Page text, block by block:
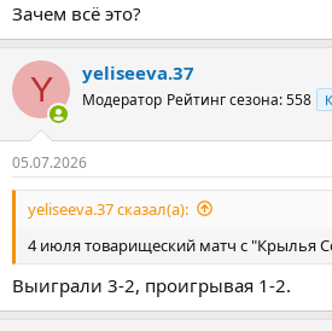
По информации источника, испанский
перехода в российский клуб. «Алавес»
смотрит на трансфер 24-летнего
В минувшем сезоне Парада принял
турнирах, в которых он отметился
передачами. Действующее трудовое
клубом рассчитано до лета 2029 года.
представленной на портале
футболиста составляет € 4 млн.
Зачем всё это?
Y yeliseeva.37
Модератор Рейтинг сезона: 558
05.07.2026
yeliseeva.37 сказал(а):
4 июля товарищеский матч с "Крылья
Выиграли 3-2, проигрывая 1-2.